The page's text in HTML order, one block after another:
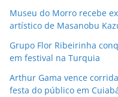
Museu do Morro recebe
artístico de Masanobu
Grupo Flor Ribeirinha
em festival na Turquia
Arthur Gama vence
festa do público em